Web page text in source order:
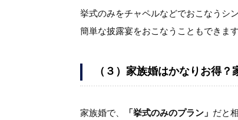
挙式のみをチャペルなどでおこなうシ
簡単な披露宴をおこなうこともできます
（３）家族婚はかなりお得
家族婚で、 「挙式のみのプラン」 だと